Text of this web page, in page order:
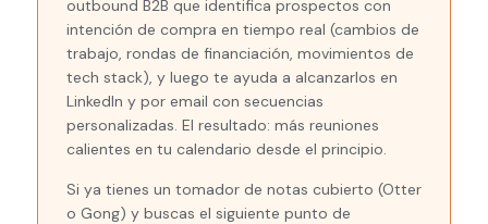
outbound B2B que identifica prospectos con
intención de compra en tiempo real (cambios de
trabajo, rondas de financiación, movimientos de
tech stack), y luego te ayuda a alcanzarlos en
LinkedIn y por email con secuencias
personalizadas. El resultado: más reuniones
calientes en tu calendario desde el principio.
Si ya tienes un tomador de notas cubierto (Otter
o Gong) y buscas el siguiente punto de